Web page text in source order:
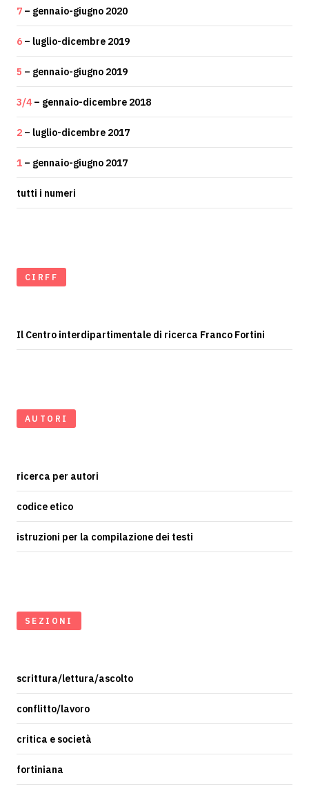
7 – gennaio-giugno 2020
6 – luglio-dicembre 2019
5 – gennaio-giugno 2019
3/4 – gennaio-dicembre 2018
2 – luglio-dicembre 2017
1 – gennaio-giugno 2017
tutti i numeri
CIRFF
Il Centro interdipartimentale di ricerca Franco Fortini
AUTORI
ricerca per autori
codice etico
istruzioni per la compilazione dei testi
SEZIONI
scrittura/lettura/ascolto
conflitto/lavoro
critica e società
fortiniana